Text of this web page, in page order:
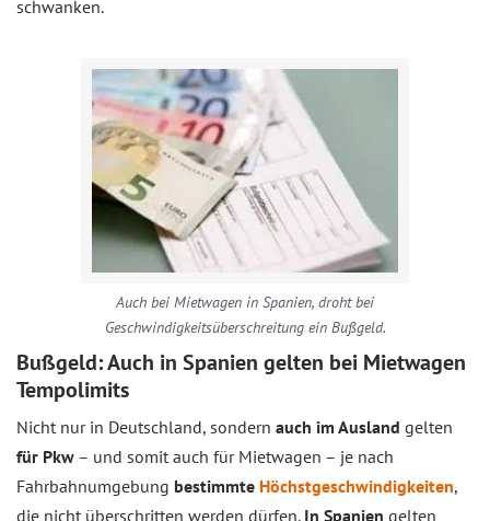
schwanken.
Auch bei Mietwagen in Spanien, droht bei
Geschwindigkeitsüberschreitung ein Bußgeld.
Bußgeld: Auch in Spanien gelten bei Mietwagen
Tempolimits
Nicht nur in Deutschland, sondern auch im Ausland gelten
für Pkw – und somit auch für Mietwagen – je nach
Fahrbahnumgebung bestimmte Höchstgeschwindigkeiten,
die nicht überschritten werden dürfen. In Spanien gelten